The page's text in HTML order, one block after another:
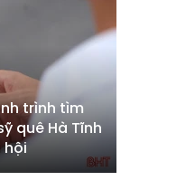
trình tìm
quê Hà Tĩnh
hội